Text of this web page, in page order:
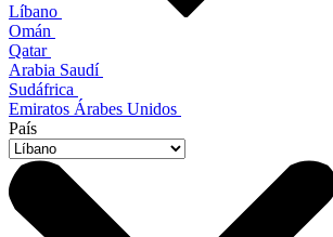
Líbano
Omán
Qatar
Arabia Saudí
Sudáfrica
Emiratos Árabes Unidos
País